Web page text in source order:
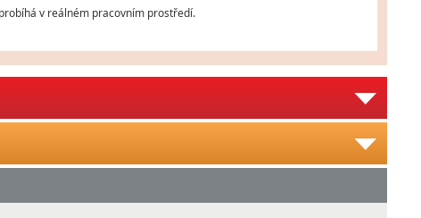
v reálném pracovním prostředí.